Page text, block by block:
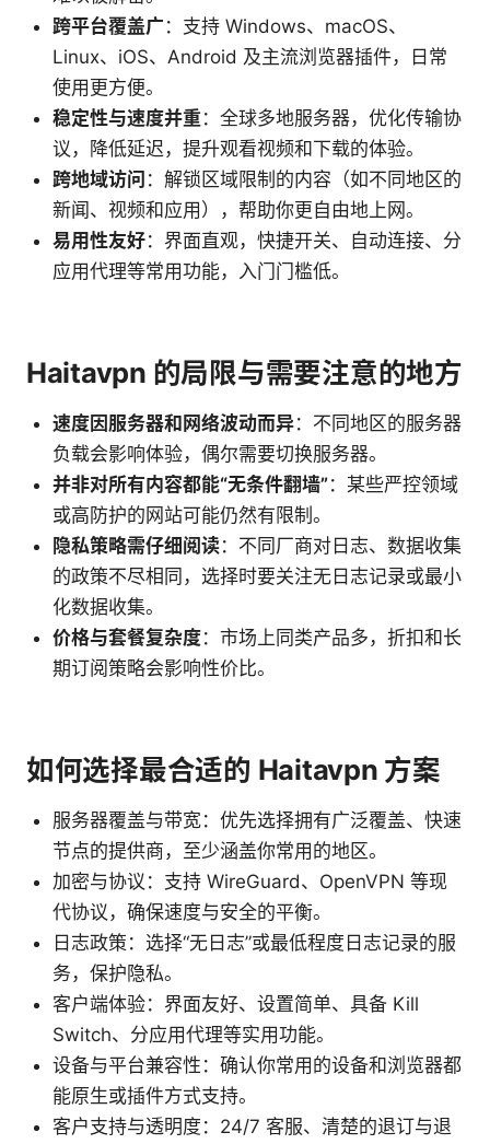
跨平台覆盖广 ：支持 Windows、macOS、
Linux、iOS、Android 及主流浏览器插件，日常
使用更方便。
稳定性与速度并重：全球多地服务器，优化传输协
议，降低延迟，提升观看视频和下载的体验。
跨地域访问 ：解锁区域限制的内容（如不同地区的
新闻、视频和应用），帮助你更自由地上网。
易用性友好：界面直观，快捷开关、自动连接、分
应用代理等常用功能，入门门槛低。
Haitavpn 的局限与需要注意的地方
速度因服务器和网络波动而异：不同地区的服务器
负载会影响体验，偶尔需要切换服务器。
并非对所有内容都能“无条件翻墙”：某些严控领域
或高防护的网站可能仍然有限制。
隐私策略需仔细阅读：不同厂商对日志、数据收集
的政策不尽相同，选择时要关注无日志记录或最小
化数据收集。
价格与套餐复杂度：市场上同类产品多，折扣和长
期订阅策略会影响性价比。
如何选择最合适的 Haitavpn 方案
服务器覆盖与带宽：优先选择拥有广泛覆盖、快速
节点的提供商，至少涵盖你常用的地区。
加密与协议：支持 WireGuard、OpenVPN 等现
代协议，确保速度与安全的平衡。
日志政策：选择“无日志”或最低程度日志记录的服
务，保护隐私。
客户端体验：界面友好、设置简单、具备 Kill
Switch、分应用代理等实用功能。
设备与平台兼容性：确认你常用的设备和浏览器都
能原生或插件方式支持。
客户支持与透明度：24/7 客服、清楚的退订与退